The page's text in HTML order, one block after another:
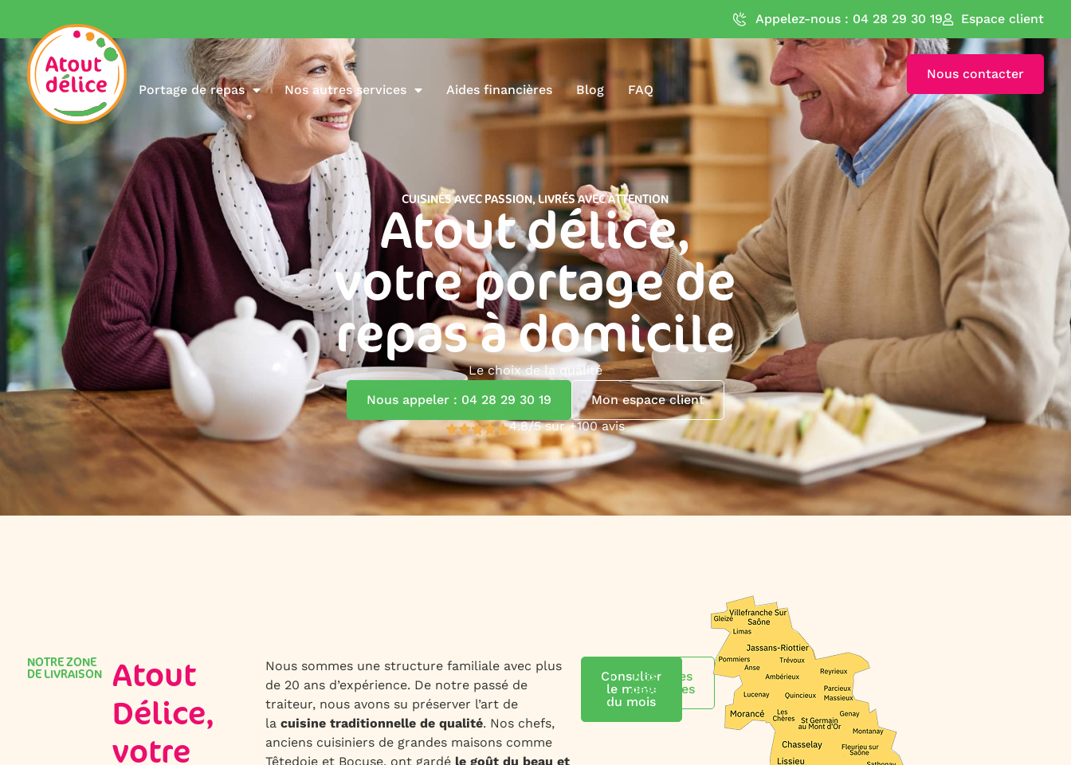
Appelez-nous : 04 28 29 30 19 Espace client
Portage de repas Nos autres services Aides financières Blog FAQ
Nous contacter
CUISINÉS AVEC PASSION, LIVRÉS AVEC ATTENTION
Atout délice,
votre portage de
repas à domicile
Le choix de la qualité
Nous appeler : 04 28 29 30 19
Mon espace client
4.8/5 sur +100 avis
NOTRE ZONE
DE LIVRAISON
Atout
Délice,
votre
Nous sommes une structure familiale avec plus
de 20 ans d’expérience. De notre passé de
traiteur, nous avons su préserver l’art de
lacuisine traditionnelle de qualité. Nos chefs,
anciens cuisiniers de grandes maisons comme
Têtedoie et Bocuse, ont gardé le goût du beau et
Consulter
le menu
du mois
Nos villes
desservies